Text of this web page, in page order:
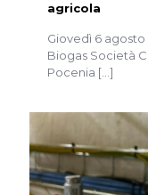
agricola
Giovedì 6 agosto
Biogas Società
Pocenia […]